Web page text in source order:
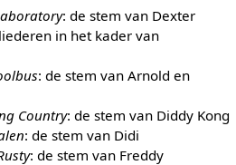
: de stem van Dexter
in het kader van
: de stem van Arnold en
Country: de stem van Diddy Kong
: de stem van Didi
: de stem van Freddy